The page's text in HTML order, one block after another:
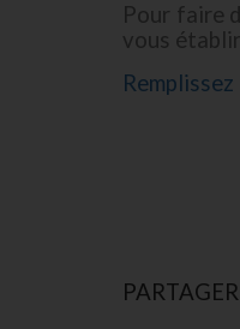
Pour faire
vous